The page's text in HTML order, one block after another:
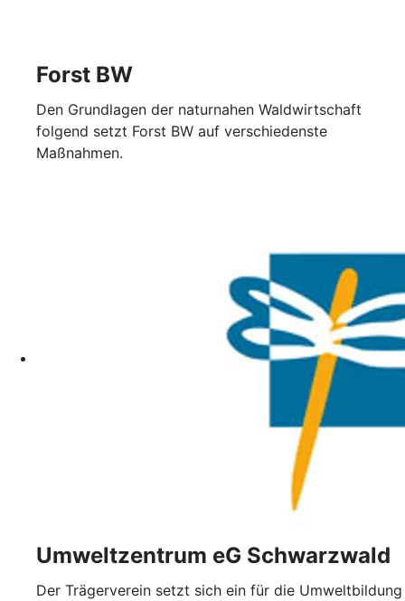
Forst BW
Den Grundlagen der naturnahen Waldwirtschaft
folgend setzt Forst BW auf verschiedenste
Maßnahmen.
Umweltzentrum eG Schwarzwald
Der Trägerverein setzt sich ein für die Umweltbildung